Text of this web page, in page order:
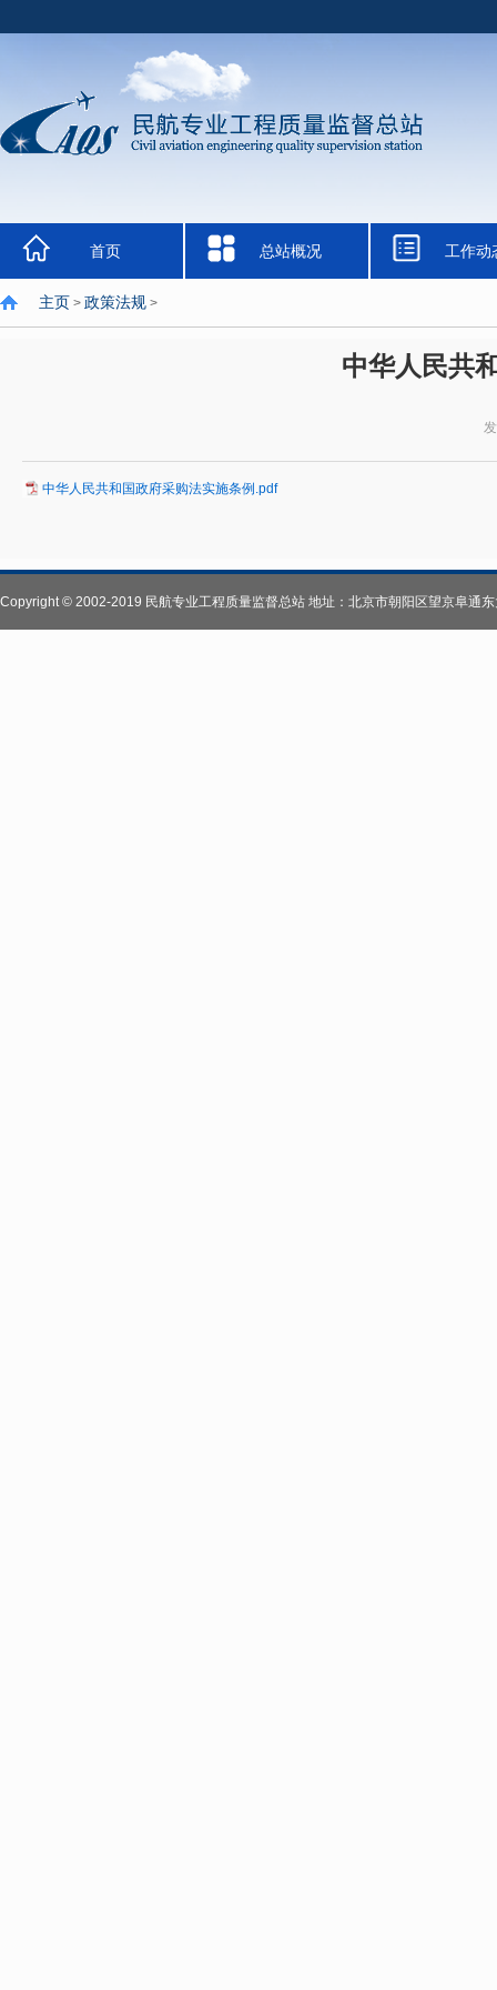
首页 总站概况 工作动
主页 > 政策法规 >
中华人民共
中华人民共和国政府采购法实施条例.pdf
Copyright © 2002-2019 民航专业工程质量监督总站 地址：北京市朝阳区望京阜通